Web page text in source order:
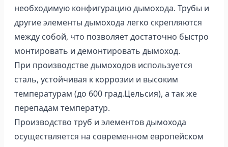
необходимую конфигурацию дымохода. Трубы и
другие элементы дымохода легко скрепляются
между собой, что позволяет достаточно быстро
монтировать и демонтировать дымоход.
При производстве дымоходов используется
сталь, устойчивая к коррозии и высоким
температурам (до 600 град.Цельсия), а так же
перепадам температур.
Производство труб и элементов дымохода
осуществляется на современном европейском